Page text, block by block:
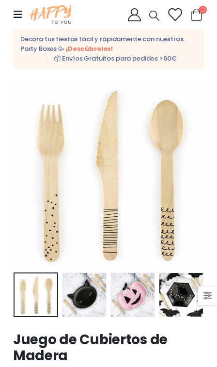
Decora tus fiestas fácil y rápidamente con nuestros
Party Boxes 🥳 ¡Descúbrelos!
📦 Envíos Gratuitos para pedidos >60€
Juego de Cubiertos de
Madera